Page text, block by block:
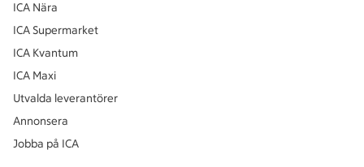
ICA Nära
ICA Supermarket
ICA Kvantum
ICA Maxi
Utvalda leverantörer
Annonsera
Jobba på ICA